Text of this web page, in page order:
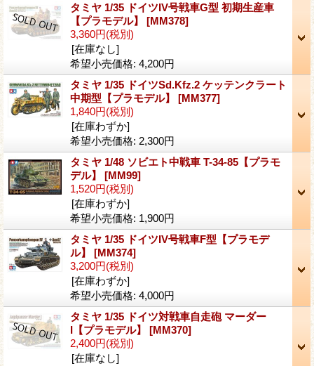
タミヤ 1/35 ドイツIV号戦車G型 初期生産車
【プラモデル】 [MM378]
3,360円(税別)
[在庫なし]
希望小売価格: 4,200円
タミヤ 1/35 ドイツSd.Kfz.2 ケッテンクラート
中期型【プラモデル】 [MM377]
1,840円(税別)
[在庫わずか]
希望小売価格: 2,300円
タミヤ 1/48 ソビエト中戦車 T-34-85【プラモ
デル】 [MM99]
1,520円(税別)
[在庫わずか]
希望小売価格: 1,900円
タミヤ 1/35 ドイツIV号戦車F型【プラモデ
ル】 [MM374]
3,200円(税別)
[在庫わずか]
希望小売価格: 4,000円
タミヤ 1/35 ドイツ対戦車自走砲 マーダー
I【プラモデル】 [MM370]
2,400円(税別)
[在庫なし]